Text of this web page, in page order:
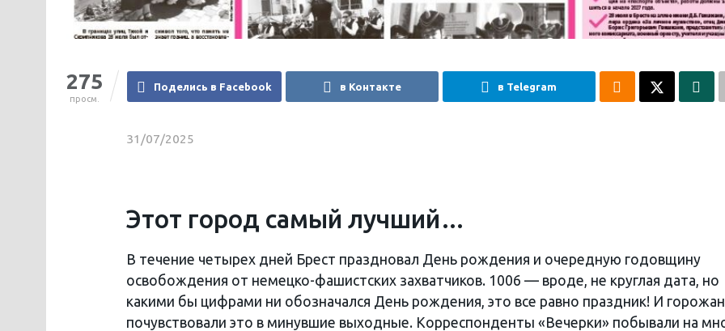
275
просм.
Поделись в Facebook в Контакте в Telegram
31/07/2025
Этот город самый лучший…
В течение четырех дней Брест праздновал День рождения и очередную годовщину
освобождения от немецко-фашистских захватчиков. 1006 — вроде, не круглая дата, но
какими бы цифрами ни обозначался День рождения, это все равно праздник! И
почувствовали это в минувшие выходные. Корреспонденты «Вечерки» побывали на